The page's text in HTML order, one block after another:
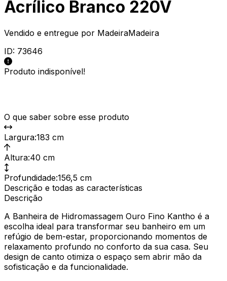
Acrílico Branco 220V
Vendido e entregue por MadeiraMadeira
ID: 73646
Produto indisponível!
O que saber sobre esse produto
Largura:183 cm
Altura:40 cm
Profundidade:156,5 cm
Descrição e todas as características
Descrição
A Banheira de Hidromassagem Ouro Fino Kantho é a
escolha ideal para transformar seu banheiro em um
refúgio de bem-estar, proporcionando momentos de
relaxamento profundo no conforto da sua casa. Seu
design de canto otimiza o espaço sem abrir mão da
sofisticação e da funcionalidade.